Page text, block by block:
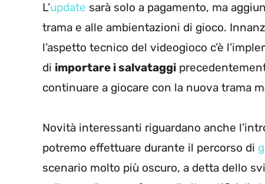
L’update sarà solo a pagamento, ma
trama e alle ambientazioni di gioco.
l’aspetto tecnico del videogioco c’è
di importare i salvataggi
continuare a giocare con la nuova trama
Novità interessanti riguardano anche
potremo effettuare durante il percorso di
scenario molto più oscuro, a detta dello